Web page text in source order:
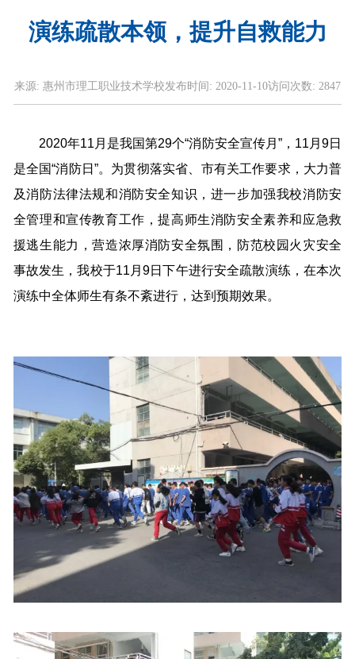
演练疏散本领，提升自救能力
来源: 惠州市理工职业技术学校发布时间: 2020-11-10访问次数: 2847
2020年11月是我国第29个“消防安全宣传月”，11月9日
是全国“消防日”。为贯彻落实省、市有关工作要求，大力普
及消防法律法规和消防安全知识，进一步加强我校消防安
全管理和宣传教育工作，提高师生消防安全素养和应急救
援逃生能力，营造浓厚消防安全氛围，防范校园火灾安全
事故发生，我校于11月9日下午进行安全疏散演练，在本次
演练中全体师生有条不紊进行，达到预期效果。